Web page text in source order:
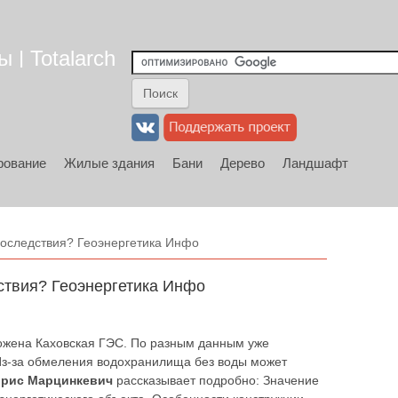
| Totalarch
Жилые здания Бани Дерево
Ландшафт
Геоэнергетика Инфо
Геоэнергетика Инфо
Каховская ГЭС. По разным данным уже
за обмеления водохранилища без воды может
Марцинкевич рассказывает подробно: Значение